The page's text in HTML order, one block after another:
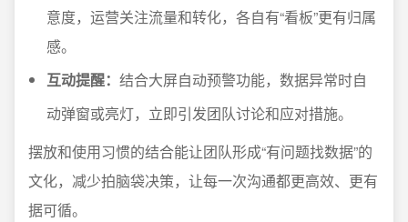
意度，运营关注流量和转化，各自有“看板”更有归属
感。
互动提醒： 结合大屏自动预警功能，数据异常时自
动弹窗或亮灯，立即引发团队讨论和应对措施。
摆放和使用习惯的结合能让团队形成“有问题找数据”的
文化，减少拍脑袋决策，让每一次沟通都更高效、更有
据可循。